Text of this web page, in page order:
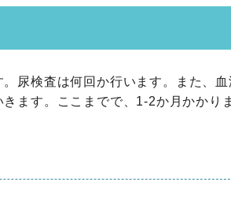
尿検査は何回か行います。また、血
ます。ここまでで、1-2か月かかり